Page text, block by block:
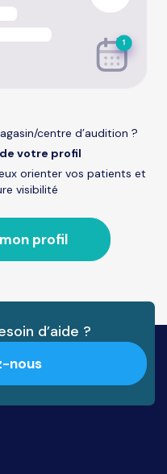
centre d’audition ?
votre profil
orienter vos patients et
visibilité
profil
d’aide ?
nous